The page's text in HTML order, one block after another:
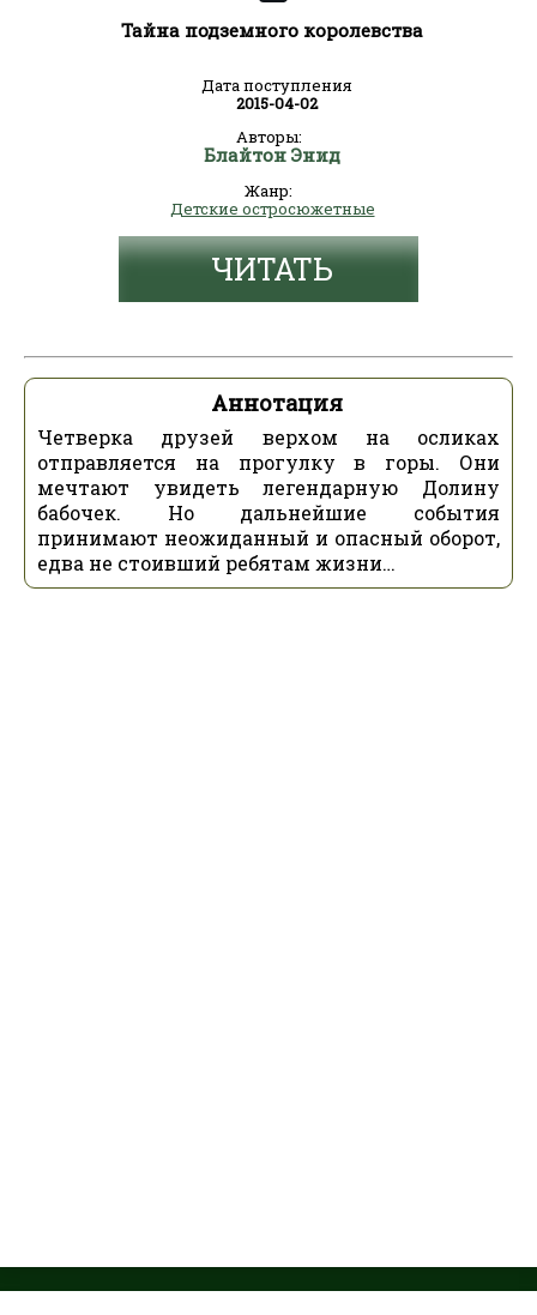
Тайна подземного королевства
Дата поступления
2015-04-02
Авторы:
Блайтон Энид
Жанр:
Детские остросюжетные
ЧИТАТЬ
Аннотация
Четверка друзей верхом на осликах
отправляется на прогулку в горы. Они
мечтают увидеть легендарную Долину
бабочек. Но дальнейшие события
принимают неожиданный и опасный оборот,
едва не стоивший ребятам жизни…